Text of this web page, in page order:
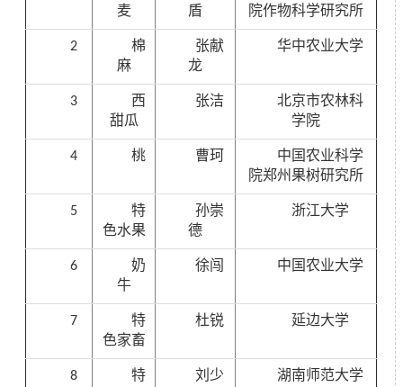
麦
盾
院作物科学研究所
2
棉
麻
张献
龙
华中农业大学
3
西
甜瓜
张洁
北京市农林科
学院
4 桃 曹珂
中国农业科学
院郑州果树研究所
5
特
色水果
孙崇
德
浙江大学
6
奶
牛
徐闯 中国农业大学
7
特
色家畜
杜锐 延边大学
8
特
刘少
湖南师范大学